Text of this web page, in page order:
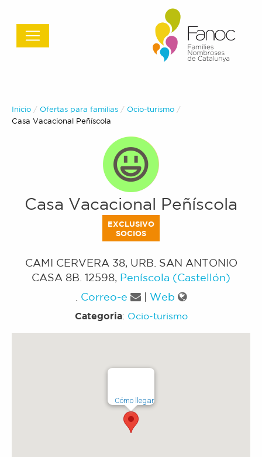
Inicio Ofertas para familias
Ocio-turismo
Actual:
Casa Vacacional Peñíscola
Casa Vacacional Peñíscola
EXCLUSIVO
SOCIOS
CAMI CERVERA 38, URB. SAN ANTONIO
CASA 8B 12598 Peníscola (Castellón)
Correo-e | Web
Categoria: Ocio-turismo
Cómo llegar